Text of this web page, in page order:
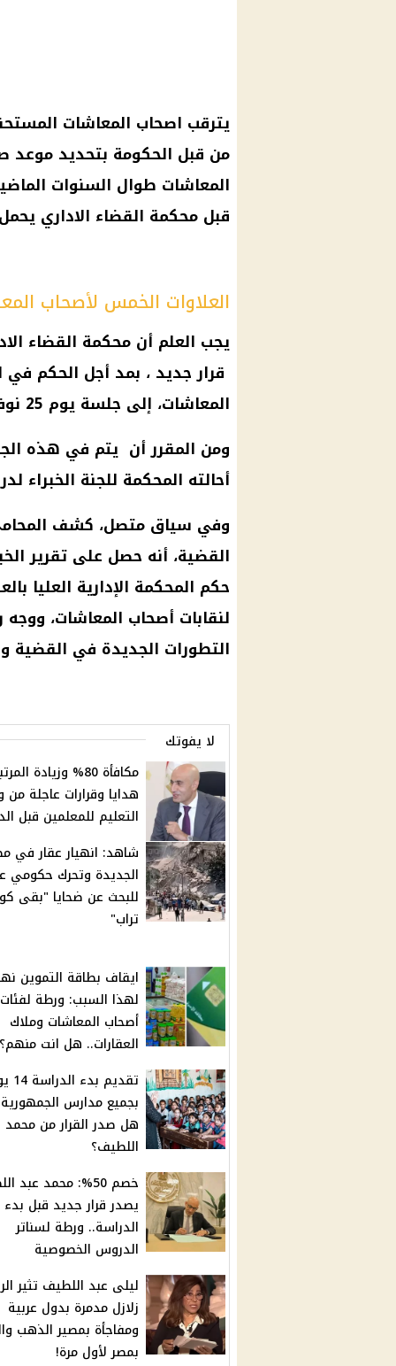
يترقب اصحاب المعاشات
من قبل الحكومة بتحديد موعد
المعاشات طوال السنوات
قبل محكمة القضاء الاداري
العلاوات الخمس لأصحاب
يجب العلم أن محكمة القضاء
قرارجديد ، بمد أجل الحكم في
المعاشات، إلى جلسة يوم
ومن المقرر أن يتم في هذه
أحالته المحكمة للجنة الخبراء
وفي سياق متصل، كشف
القضية، أنه حصل على تقرير
حكم المحكمة الإدارية العليا
لنقابات أصحاب المعاشات،
التطورات الجديدة في القضية
لا يفوتك
هدايا وقرارات عاجلة من
التعليم للمعلمين قبل
شاهد: انهيار عقار في
الجديدة وتحرك حكومي
للبحث عن ضحايا "بقى
تراب"
ايقاف بطاقة التموين
لهذا السبب: ورطة
أصحاب المعاشات وملاك
العقارات.. هل انت منهم؟
بجميع مدارس
هل صدر القرار من محمد
اللطيف؟
خصم 50%: محمد عبد
يصدر قرار جديد قبل بدء
الدراسة.. ورطة لسناتر
الدروس الخصوصية
ليلى عبد اللطيف تثير
زلازل مدمرة بدول عربية
ومفاجأة بمصير الذهب
بمصر لأول مرة!